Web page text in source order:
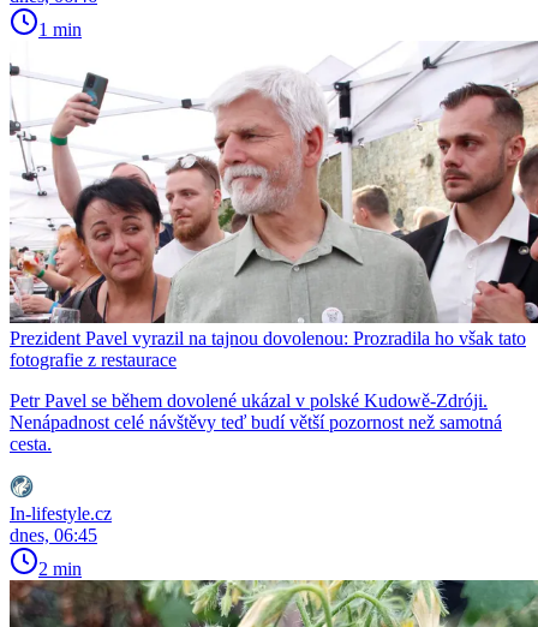
1 min
Prezident Pavel vyrazil na tajnou dovolenou: Prozradila ho však tato
fotografie z restaurace
Petr Pavel se během dovolené ukázal v polské Kudowě-Zdróji.
Nenápadnost celé návštěvy teď budí větší pozornost než samotná
cesta.
In-lifestyle.cz
dnes, 06:45
2 min